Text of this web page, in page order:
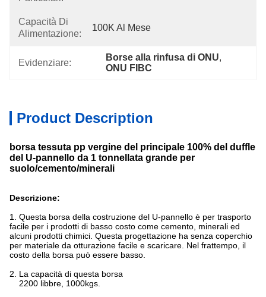
Capacità Di
Alimentazione:
100K Al Mese
Evidenziare:
Borse alla rinfusa di ONU,
ONU FIBC
Product Description
borsa tessuta pp vergine del principale 100% del duffle
del U-pannello da 1 tonnellata grande per
suolo/cemento/minerali
Descrizione:
1. Questa borsa della costruzione del U-pannello è per trasporto
facile per i prodotti di basso costo come cemento, minerali ed
alcuni prodotti chimici. Questa progettazione ha senza coperchio
per materiale da otturazione facile e scaricare. Nel frattempo, il
costo della borsa può essere basso.
2. La capacità di questa borsa
2200 libbre, 1000kgs.